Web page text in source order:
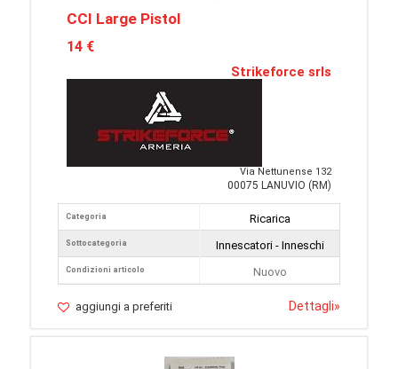
CCI Large Pistol
14 €
Strikeforce srls
Via Nettunense 132
00075 LANUVIO (RM)
Categoria
Sottocategoria
Condizioni articolo
Ricarica
Innescatori - Inneschi
Nuovo
aggiungi a preferiti Dettagli»